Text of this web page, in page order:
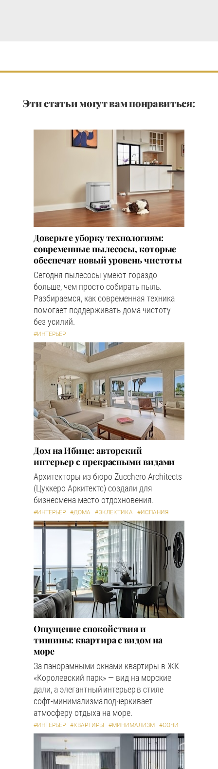
Эти статьи могут вам понравиться:
Доверьте уборку технологиям:
современные пылесосы, которые
обеспечат новый уровень чистоты
Сегодня пылесосы умеют гораздо
больше, чем просто собирать пыль.
Разбираемся, как современная техника
помогает поддерживать дома чистоту
без усилий.
#ИНТЕРЬЕР
Дом на Ибице: авторский
интерьер с прекрасными видами
Архитекторы из бюро Zucchero Architects
(Цуккеро Аркитектс) создали для
бизнесмена место отдохновения.
#ИНТЕРЬЕР #ДОМА #ЭКЛЕКТИКА #ИСПАНИЯ
Ощущение спокойствия и
тишины: квартира с видом на
море
За панорамными окнами квартиры в ЖК
«Королевский парк» — вид на морские
дали, а элегантный интерьер в стиле
софт-минимализма подчеркивает
атмосферу отдыха на море.
#ИНТЕРЬЕР #КВАРТИРЫ #МИНИМАЛИЗМ #СОЧИ